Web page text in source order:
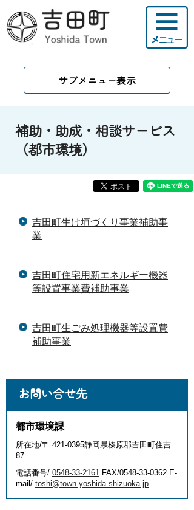
サブメニュー表示
補助・助成・相談サービス
（都市環境）
吉田町生け垣づくり事業補助事
業
吉田町住宅用新エネルギー機器
等設置事業費補助事業
吉田町生ごみ処理機器等設置費
補助事業
お問い合せ先
都市環境課
所在地/〒 421-0395静岡県榛原郡吉田町住吉
87
電話番号/ 0548-33-2161 FAX/0548-33-0362 E-
mail/ toshi@town.yoshida.shizuoka.jp